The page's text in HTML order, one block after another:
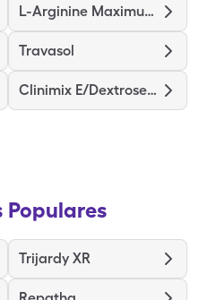
L-Arginine Maximum Strength
Travasol
Clinimix E/Dextrose (5/15)
Populares
Trijardy XR